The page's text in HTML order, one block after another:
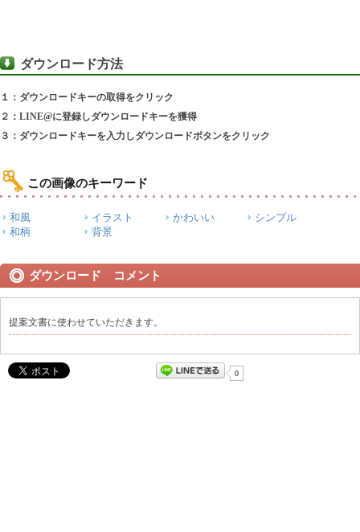
ダウンロード方法
１：ダウンロードキーの取得をクリック
２：LINE@に登録しダウンロードキーを獲得
３：ダウンロードキーを入力しダウンロードボタンをクリック
この画像のキーワード
和風 イラスト かわいい
シンプル
和柄
背景
ダウンロード コメント
提案文書に使わせていただきます。
0